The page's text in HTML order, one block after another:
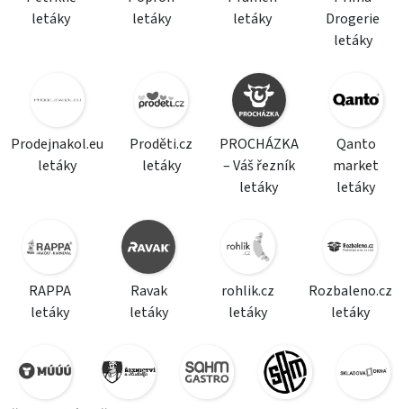
letáky
letáky
letáky
Drogerie
letáky
Prodejnakol.eu
letáky
Proděti.cz
letáky
PROCHÁZKA
– Váš řezník
letáky
Qanto
market
letáky
RAPPA
letáky
Ravak
letáky
rohlik.cz
letáky
Rozbaleno.cz
letáky